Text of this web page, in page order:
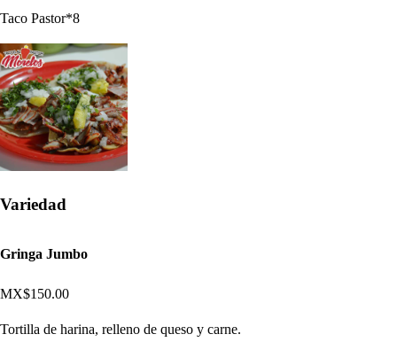
Taco Pastor*8
Variedad
Gringa Jumbo
MX$150.00
Tortilla de harina, relleno de queso y carne.